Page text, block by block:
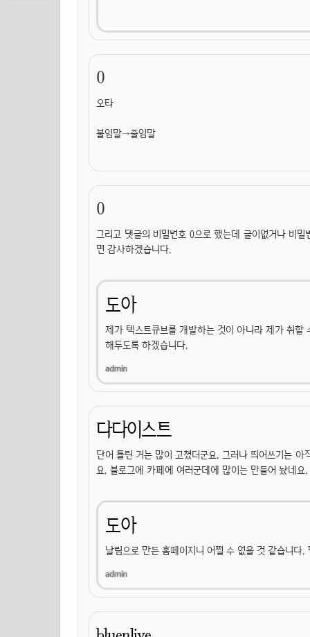
0
오타
불임말→줄임말
0
그리고 댓글의 비밀번호 0으로 했는데 글이없거나 비
면 감사하겠습니다.
도아
제가 텍스트큐브를 개발하는 것이 아니라 제가 취할
해두도록 하겠습니다.
다다이스트
단어 틀린 거는 많이 고쳤더군요. 그러나 띄어쓰기는
요. 블로그에 카페에 여러군데에 많이는 만들어 놨네요.
도아
날림으로 만든 홈페이지니 어쩔 수 없을 것 같습니다